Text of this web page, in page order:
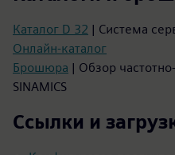
Каталог D 32 | Система
Онлайн-каталог
Брошюра | Обзор
SINAMICS
Ссылки и